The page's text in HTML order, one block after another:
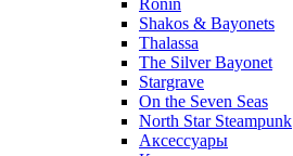
Ronin
Shakos & Bayonets
Thalassa
The Silver Bayonet
Stargrave
On the Seven Seas
North Star Steampunk
Аксессуары